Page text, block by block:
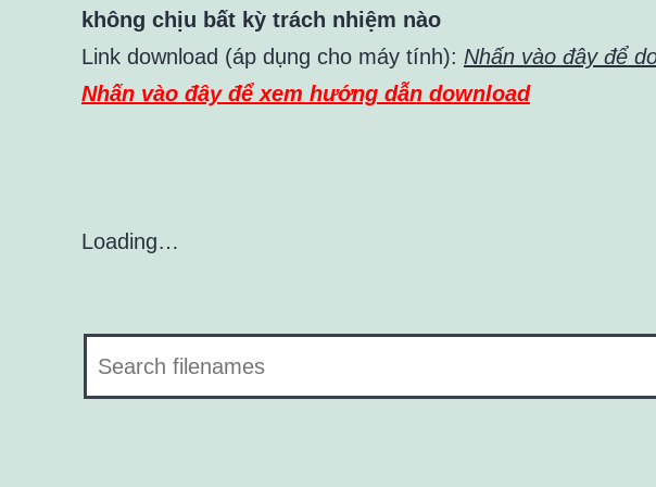
không chịu bất kỳ trách nhiệm nào
Link download (áp dụng cho máy tính): Nhấn vào đây để
Nhấn vào đây để xem hướng dẫn download
Loading…